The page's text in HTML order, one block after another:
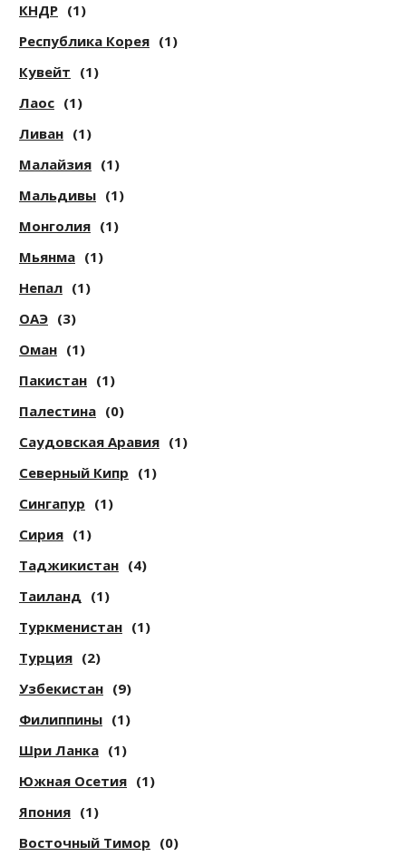
КНДР (1)
Республика Корея (1)
Кувейт (1)
Лаос (1)
Ливан (1)
Малайзия (1)
Мальдивы (1)
Монголия (1)
Мьянма (1)
Непал (1)
ОАЭ (3)
Оман (1)
Пакистан (1)
Палестина (0)
Саудовская Аравия (1)
Северный Кипр (1)
Сингапур (1)
Сирия (1)
Таджикистан (4)
Таиланд (1)
Туркменистан (1)
Турция (2)
Узбекистан (9)
Филиппины (1)
Шри Ланка (1)
Южная Осетия (1)
Япония (1)
Восточный Тимор (0)